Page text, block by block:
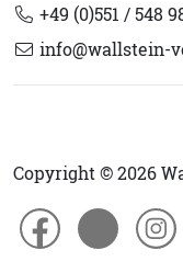
+49 (0)551 / 548
info@wallstein-
Copyright © 2026